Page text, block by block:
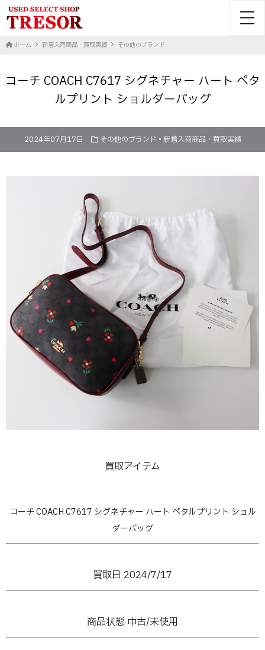
ホーム 新着入荷商品・買取実績 その他のブランド
コーチ COACH C7617 シグネチャー ハート ペタ
ルプリント ショルダーバッグ
2024年07月17日 その他のブランド • 新着入荷商品・買取実績
買取アイテム
コーチ COACH C7617 シグネチャー ハート ペタルプリント ショル
ダーバッグ
買取日 2024/7/17
商品状態 中古/未使用